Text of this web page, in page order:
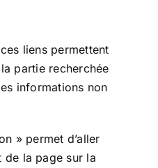
liens permettent
partie recherchée
informations non
» permet d’aller
de la page sur la